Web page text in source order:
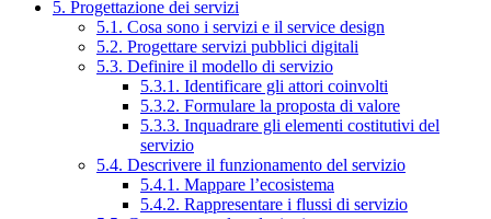
5. Progettazione dei servizi
5.1. Cosa sono i servizi e il service design
5.2. Progettare servizi pubblici digitali
5.3. Definire il modello di servizio
5.3.1. Identificare gli attori coinvolti
5.3.2. Formulare la proposta di valore
5.3.3. Inquadrare gli elementi costitutivi del
servizio
5.4. Descrivere il funzionamento del servizio
5.4.1. Mappare l’ecosistema
5.4.2. Rappresentare i flussi di servizio